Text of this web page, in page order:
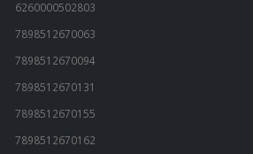
6260000502803
7898512670063
7898512670094
7898512670131
7898512670155
7898512670162